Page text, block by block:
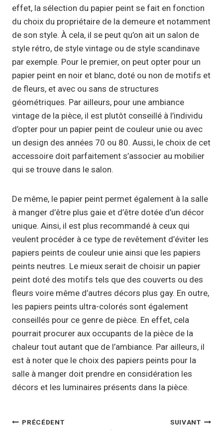
effet, la sélection du papier peint se fait en fonction
du choix du propriétaire de la demeure et notamment
de son style. À cela, il se peut qu’on ait un salon de
style rétro, de style vintage ou de style scandinave
par exemple. Pour le premier, on peut opter pour un
papier peint en noir et blanc, doté ou non de motifs et
de fleurs, et avec ou sans de structures
géométriques. Par ailleurs, pour une ambiance
vintage de la pièce, il est plutôt conseillé à l’individu
d’opter pour un papier peint de couleur unie ou avec
un design des années 70 ou 80. Aussi, le choix de cet
accessoire doit parfaitement s’associer au mobilier
qui se trouve dans le salon.
De même, le papier peint permet également à la salle
à manger d’être plus gaie et d’être dotée d’un décor
unique. Ainsi, il est plus recommandé à ceux qui
veulent procéder à ce type de revêtement d’éviter les
papiers peints de couleur unie ainsi que les papiers
peints neutres. Le mieux serait de choisir un papier
peint doté des motifs tels que des couverts ou des
fleurs voire même d’autres décors plus gay. En outre,
les papiers peints ultra-colorés sont également
conseillés pour ce genre de pièce. En effet, cela
pourrait procurer aux occupants de la pièce de la
chaleur tout autant que de l’ambiance. Par ailleurs, il
est à noter que le choix des papiers peints pour la
salle à manger doit prendre en considération les
décors et les luminaires présents dans la pièce.
Navigation
PRÉCÉDENT SUIVANT